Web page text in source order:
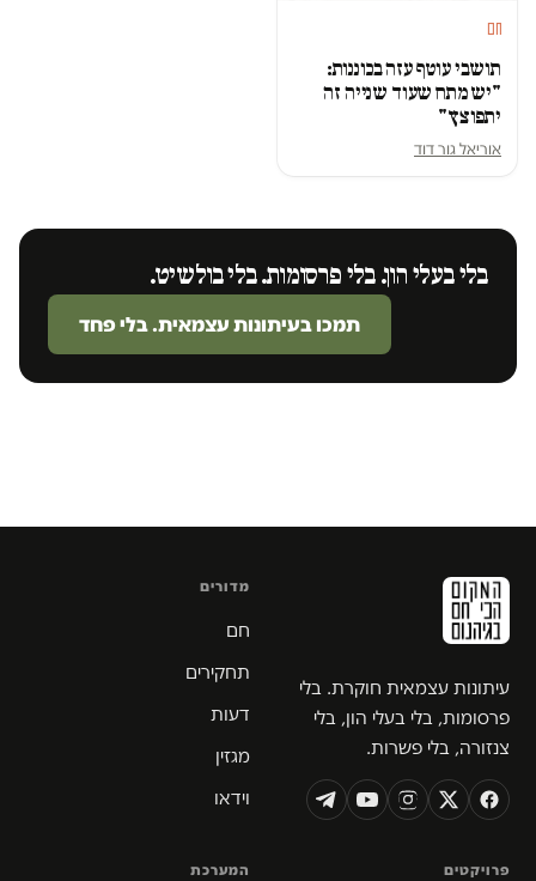
חם
תושבי עוטף עזה בכוננות:
"יש מתח שעוד שנייה זה
יתפוצץ"
אוריאל גור דוד
בלי בעלי הון. בלי פרסומות. בלי בולשיט.
תמכו בעיתונות עצמאית. בלי פחד
עיתונות עצמאית חוקרת. בלי
פרסומות, בלי בעלי הון, בלי
צנזורה, בלי פשרות.
מדורים
חם
תחקירים
דעות
מגזין
וידאו
פרויקטים המערכת